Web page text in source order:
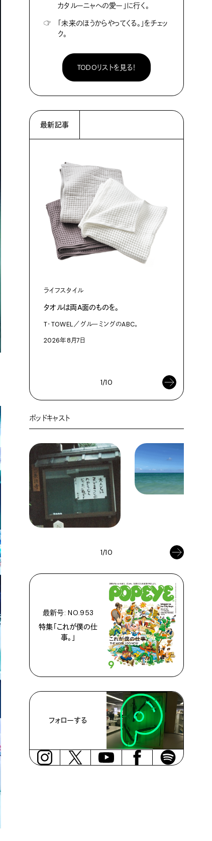
カタルーニャへの愛ー」に行く。
☞
「未来のほうからやってくる。」をチェッ
ク。
TODOリストを見る！
最新記事
ライフスタイル
タオルは両A面のものを。
T・TOWEL／グルーミングのABC。
2026年8月7日
1/10
ポッドキャスト
1/10
最新号: NO.953
特集「これが僕の仕
事。」
フォローする